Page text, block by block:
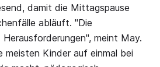
damit die Mittagspause
abläuft. "Die
meint May.
meisten Kinder auf einmal bei